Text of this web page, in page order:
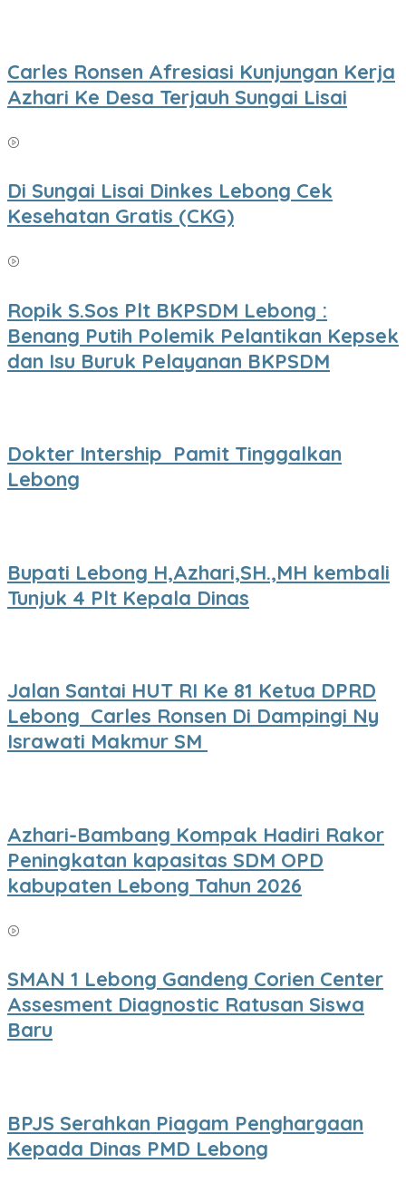
Carles Ronsen Afresiasi Kunjungan Kerja
Azhari Ke Desa Terjauh Sungai Lisai
Di Sungai Lisai Dinkes Lebong Cek
Kesehatan Gratis (CKG)
Ropik S.Sos Plt BKPSDM Lebong :
Benang Putih Polemik Pelantikan Kepsek
dan Isu Buruk Pelayanan BKPSDM
Dokter Intership Pamit Tinggalkan
Lebong
Bupati Lebong H,Azhari,SH.,MH kembali
Tunjuk 4 Plt Kepala Dinas
Jalan Santai HUT RI Ke 81 Ketua DPRD
Lebong Carles Ronsen Di Dampingi Ny
Israwati Makmur SM
Azhari-Bambang Kompak Hadiri Rakor
Peningkatan kapasitas SDM OPD
kabupaten Lebong Tahun 2026
SMAN 1 Lebong Gandeng Corien Center
Assesment Diagnostic Ratusan Siswa
Baru
BPJS Serahkan Piagam Penghargaan
Kepada Dinas PMD Lebong